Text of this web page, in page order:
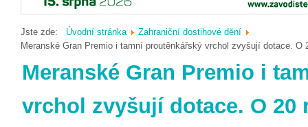
Jste zde: Úvodní stránka
Zahraniční dostihové dění
Meranské Gran Premio i tamní proutěnkářský vrchol zvyšují dotace. O
Meranské Gran Premio i
vrchol zvyšují dotace. O 20